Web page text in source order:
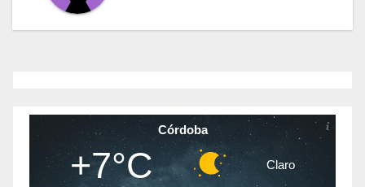
Córdoba
+7°C Claro